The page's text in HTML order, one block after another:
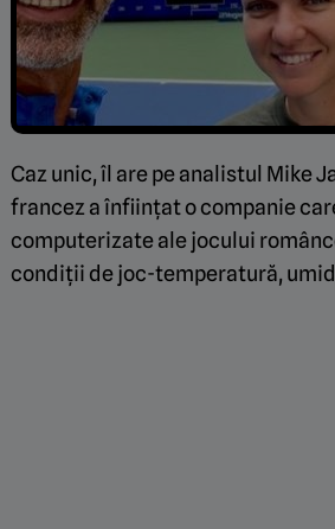
Caz unic, îl are pe analistul Mike
francez a înființat o companie
computerizate ale jocului
condiții de joc-temperatură,